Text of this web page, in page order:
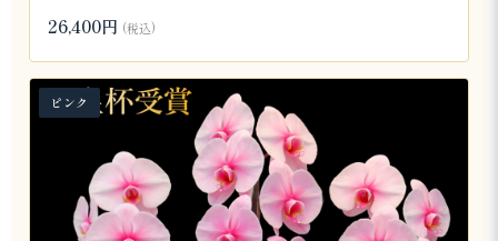
26,400円 (税込)
ピンク